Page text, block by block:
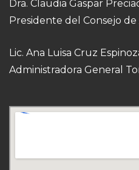
Dra. Claudia Gaspar
Presidente del Consejo
Lic. Ana Luisa Cruz
Administradora General